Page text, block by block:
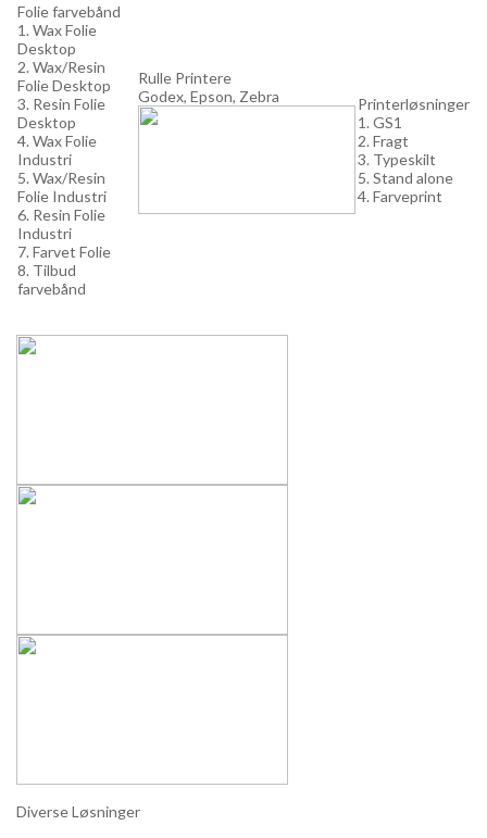
Folie farvebånd
1. Wax Folie
Desktop
2. Wax/Resin
Folie Desktop
3. Resin Folie
Desktop
4. Wax Folie
Industri
5. Wax/Resin
Folie Industri
6. Resin Folie
Industri
7. Farvet Folie
8. Tilbud
farvebånd
Rulle Printere
Godex, Epson, Zebra
Printerløsninger
1. GS1
2. Fragt
3. Typeskilt
5. Stand alone
4. Farveprint
Diverse Løsninger